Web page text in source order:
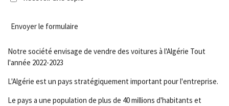
Envoyer le formulaire
Notre société envisage de vendre des voitures à l'Algérie Tout
l'année 2022-2023
L'Algérie est un pays stratégiquement important pour l'entreprise.
Le pays a une population de plus de 40 millions d'habitants et